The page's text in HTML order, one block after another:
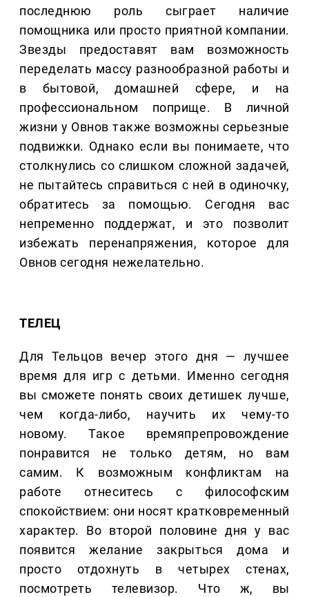
последнюю роль сыграет наличие
помощника или просто приятной компании.
Звезды предоставят вам возможность
переделать массу разнообразной работы и
в бытовой, домашней сфере, и на
профессиональном поприще. В личной
жизни у Овнов также возможны серьезные
подвижки. Однако если вы понимаете, что
столкнулись со слишком сложной задачей,
не пытайтесь справиться с ней в одиночку,
обратитесь за помощью. Сегодня вас
непременно поддержат, и это позволит
избежать перенапряжения, которое для
Овнов сегодня нежелательно.
ТЕЛЕЦ
Для Тельцов вечер этого дня — лучшее
время для игр с детьми. Именно сегодня
вы сможете понять своих детишек лучше,
чем когда-либо, научить их чему-то
новому. Такое времяпрепровождение
понравится не только детям, но вам
самим. К возможным конфликтам на
работе отнеситесь с философским
спокойствием: они носят кратковременный
характер. Во второй половине дня у вас
появится желание закрыться дома и
просто отдохнуть в четырех стенах,
посмотреть телевизор. Что ж, вы